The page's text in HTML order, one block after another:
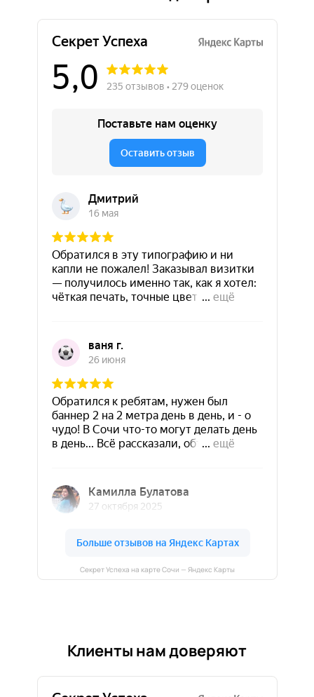
Секрет Успеха на карте Сочи — Яндекс Карты
Клиенты нам доверяют